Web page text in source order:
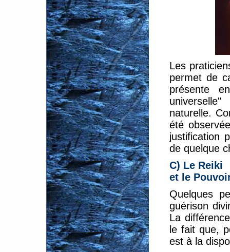
Les
permet de
présente
naturelle.
été
justification
de quelque
C) Le Reiki
et le
Quelques
guérison
La
le fait que,
est à la